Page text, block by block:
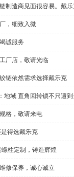
制造商见面很容易。戴
，细致入微
诚服务
厂店，敬请光临
链依然需求选择戴乐克
地域 直角回转锁不只遭
格，敬请来电
得选戴乐克
柱定制，铸造辉煌
修保养，诚心诚立